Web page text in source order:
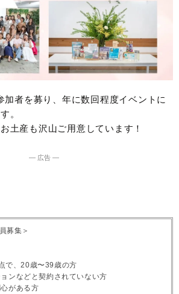
加者を募り、年に数回程度イベントに
。
土産も沢山ご用意しています！
― 広告 ―
募集＞
で、20歳〜39歳の方
ンなどと契約されていない方
がある方